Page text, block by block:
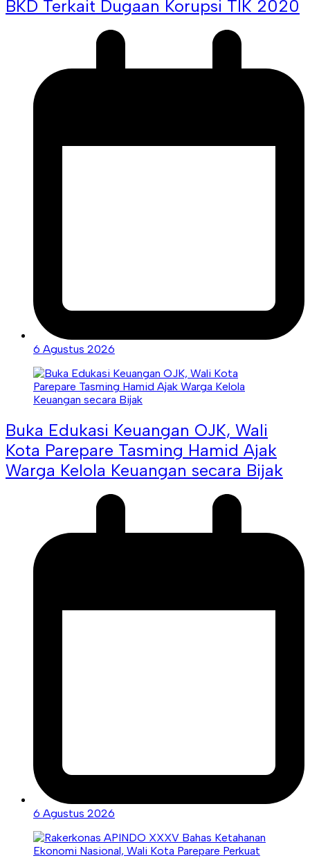
BKD Terkait Dugaan Korupsi TIK 2020
6 Agustus 2026
Buka Edukasi Keuangan OJK, Wali
Kota Parepare Tasming Hamid Ajak
Warga Kelola Keuangan secara Bijak
6 Agustus 2026